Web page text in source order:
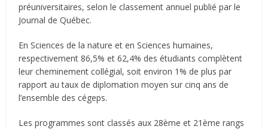
préuniversitaires, selon le classement annuel publié par le
Journal de Québec.
En Sciences de la nature et en Sciences humaines,
respectivement 86,5% et 62,4% des étudiants complètent
leur cheminement collégial, soit environ 1% de plus par
rapport au taux de diplomation moyen sur cinq ans de
l’ensemble des cégeps.
Les programmes sont classés aux 28ème et 21ème rangs